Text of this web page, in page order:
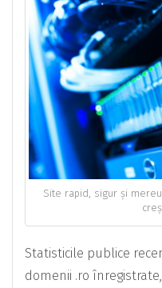
Site rapid, sigur și
Statisticile publice
domenii .ro